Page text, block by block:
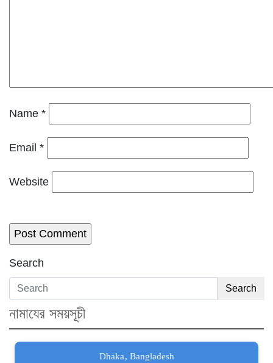
Name *
Email *
Website
Search
Search
নামাযের সময়সূচী
Dhaka, Bangladesh